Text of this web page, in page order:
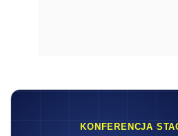
KONFERENCJA